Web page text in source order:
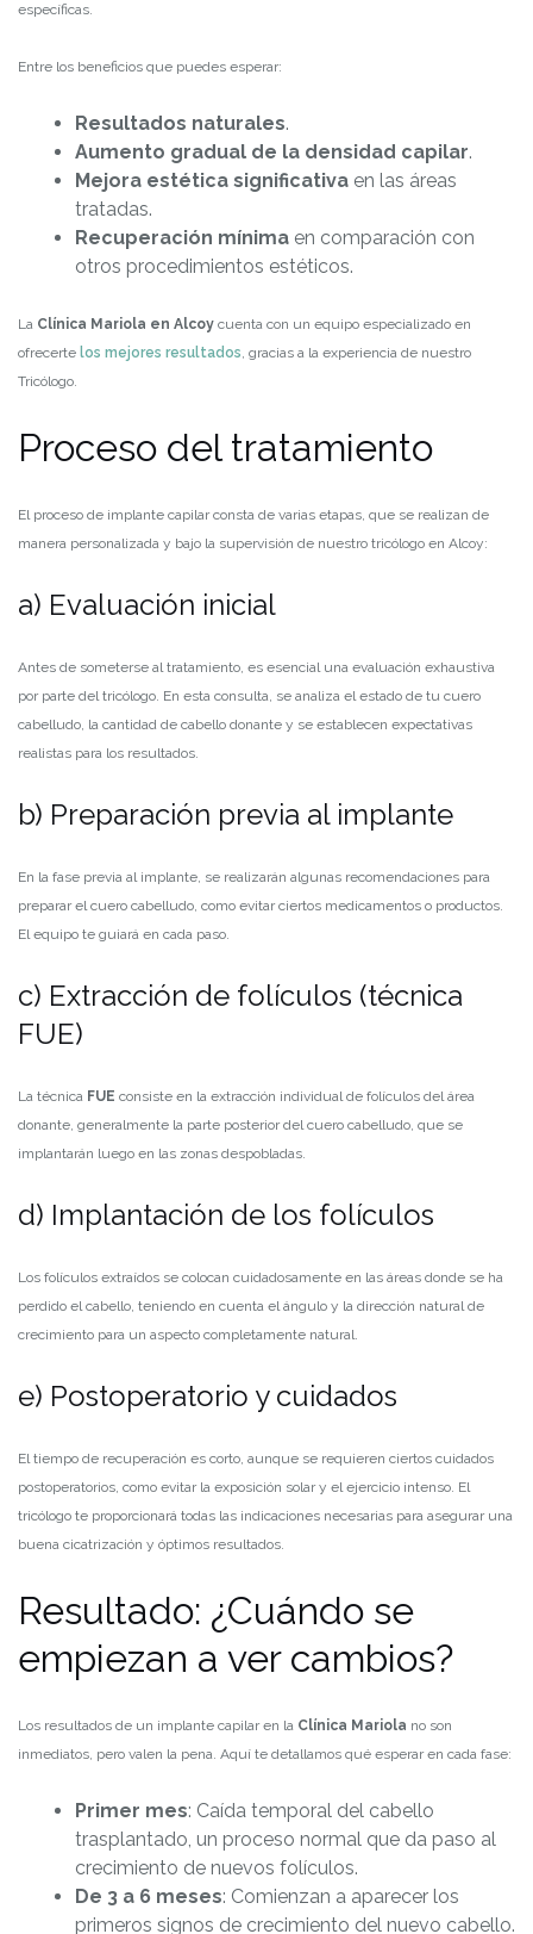
específicas.
Entre los beneficios que puedes esperar:
Resultados naturales.
Aumento gradual de la densidad capilar.
Mejora estética significativa en las áreas
tratadas.
Recuperación mínima en comparación con
otros procedimientos estéticos.
La Clínica Mariola en Alcoy cuenta con un equipo especializado en
ofrecerte los mejores resultados, gracias a la experiencia de nuestro
Tricólogo.
Proceso del tratamiento
El proceso de implante capilar consta de varias etapas, que se realizan de
manera personalizada y bajo la supervisión de nuestro tricólogo en Alcoy:
a) Evaluación inicial
Antes de someterse al tratamiento, es esencial una evaluación exhaustiva
por parte del tricólogo. En esta consulta, se analiza el estado de tu cuero
cabelludo, la cantidad de cabello donante y se establecen expectativas
realistas para los resultados.
b) Preparación previa al implante
En la fase previa al implante, se realizarán algunas recomendaciones para
preparar el cuero cabelludo, como evitar ciertos medicamentos o productos.
El equipo te guiará en cada paso.
c) Extracción de folículos (técnica
FUE)
La técnica FUE consiste en la extracción individual de folículos del área
donante, generalmente la parte posterior del cuero cabelludo, que se
implantarán luego en las zonas despobladas.
d) Implantación de los folículos
Los folículos extraídos se colocan cuidadosamente en las áreas donde se ha
perdido el cabello, teniendo en cuenta el ángulo y la dirección natural de
crecimiento para un aspecto completamente natural.
e) Postoperatorio y cuidados
El tiempo de recuperación es corto, aunque se requieren ciertos cuidados
postoperatorios, como evitar la exposición solar y el ejercicio intenso. El
tricólogo te proporcionará todas las indicaciones necesarias para asegurar una
buena cicatrización y óptimos resultados.
Resultado: ¿Cuándo se
empiezan a ver cambios?
Los resultados de un implante capilar en la Clínica Mariola no son
inmediatos, pero valen la pena. Aquí te detallamos qué esperar en cada fase:
Primer mes: Caída temporal del cabello
trasplantado, un proceso normal que da paso al
crecimiento de nuevos folículos.
De 3 a 6 meses: Comienzan a aparecer los
primeros signos de crecimiento del nuevo cabello.